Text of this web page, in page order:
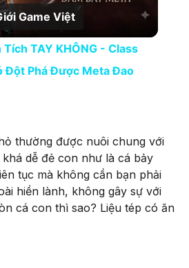
Game Việt
Tích TAY KHÔNG - Class
Đột Phá Được Meta Đao
thường được nuôi chung với
dễ đẻ con như là cá bảy
tục mà không cần bạn phải
hiền lành, không gây sự với
cá con thì sao? Liệu tép có ăn